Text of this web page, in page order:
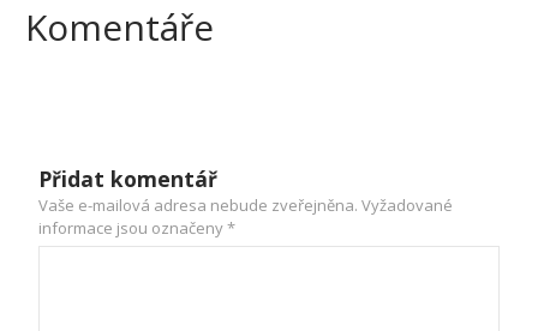
Komentáře
Přidat komentář
Vaše e-mailová adresa nebude zveřejněna. Vyžadované
informace jsou označeny*